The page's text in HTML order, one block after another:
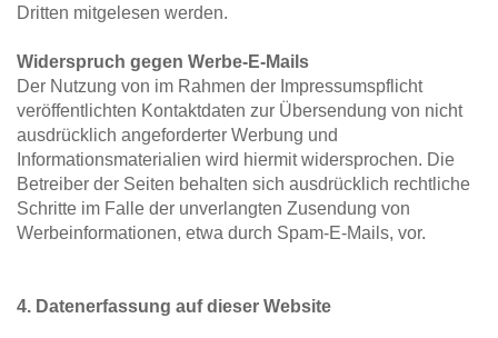
Dritten mitgelesen werden.
Widerspruch gegen Werbe-E-Mails
Der Nutzung von im Rahmen der Impressumspflicht
veröffentlichten Kontaktdaten zur Übersendung von nicht
ausdrücklich angeforderter Werbung und
Informationsmaterialien wird hiermit widersprochen. Die
Betreiber der Seiten behalten sich ausdrücklich rechtliche
Schritte im Falle der unverlangten Zusendung von
Werbeinformationen, etwa durch Spam-E-Mails, vor.
4. Datenerfassung auf dieser Website